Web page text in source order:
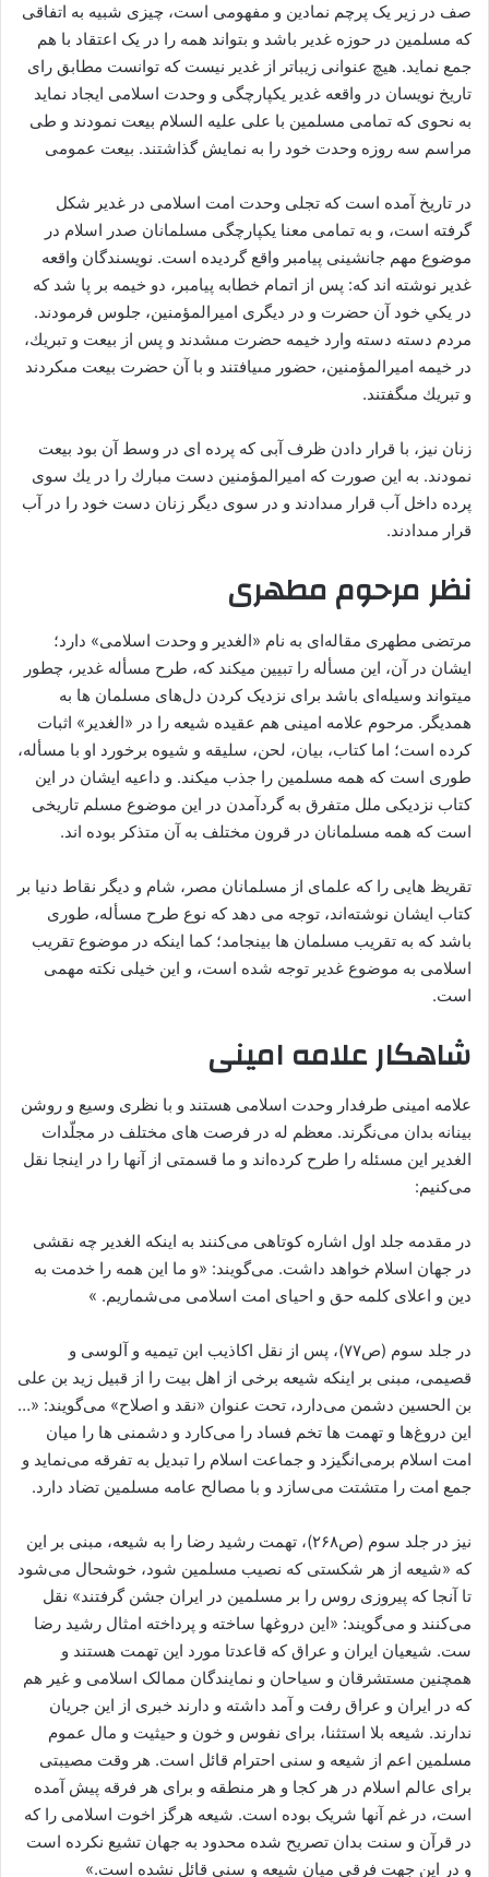
صف در زیر یک پرچم نمادین و مفهومی است، چیزی شبیه به اتفاقی
که مسلمین در حوزه غدیر باشد و بتواند همه را در یک اعتقاد با هم
جمع نماید. هیچ عنوانی زیباتر از غدیر نیست که توانست مطابق رای
تاریخ نویسان در واقعه غدیر یکپارچگی و وحدت اسلامی ایجاد نماید
به نحوی که تمامی مسلمین با علی علیه السلام بیعت نمودند و طی
مراسم سه روزه وحدت خود را به نمایش گذاشتند. بیعت عمومى
در تاریخ آمده است که تجلی وحدت امت اسلامی در غدیر شکل
گرفته است، و به تمامی معنا یکپارچگی مسلمانان صدر اسلام در
موضوع مهم جانشینی پیامبر واقع گردیده است. نویسندگان واقعه
غدیر نوشته اند که: پس از اتمام خطابه پيامبر، دو خيمه بر پا شد كه
در يكي خود آن حضرت و در ديگرى امیرالمؤمنین، جلوس فرمودند.
مردم دسته دسته وارد خيمه حضرت مى‏شدند و پس از بيعت و تبريك،
در خيمه امیرالمؤمنین، حضور مى‏يافتند و با آن حضرت بيعت مى‏كردند
و تبريك مى‏گفتند.
زنان نيز، با قرار دادن ظرف آبى كه پرده اى در وسط آن بود بيعت
نمودند. به اين صورت كه امیرالمؤمنین دست مبارك را در يك سوى
پرده داخل آب قرار مى‏دادند و در سوى ديگر زنان دست خود را در آب
قرار مى‏دادند.
نظر مرحوم مطهری
مرتضی مطهری مقاله‌ای به نام «الغدیر و وحدت اسلامی» دارد؛
ایشان در آن، این مسأله را تبیین میکند که، طرح مسأله‌ غدیر، چطور
میتواند وسیله‌ای باشد برای نزدیک کردن دل‌های مسلمان ها به
همدیگر. مرحوم علامه‌ امینی هم عقیده‌ شیعه را در «الغدیر» اثبات
کرده است؛ اما کتاب، بیان، لحن، سلیقه و شیوه‌ برخورد او با مسأله،
طوری است که همه‌ مسلمین را جذب میکند. و داعیه ایشان در این
کتاب نزدیکی ملل متفرق به گردآمدن در این موضوع مسلم تاریخی
است که همه مسلمانان در قرون مختلف به آن متذکر بوده اند.
تقریظ هایی را که علمای از مسلمانان مصر، شام و دیگر نقاط دنیا بر
کتاب ایشان نوشته‌اند، توجه می دهد که نوع طرح مسأله، طوری
باشد که به تقریب مسلمان ها بینجامد؛ کما اینکه در موضوع تقریب
اسلامی به موضوع غدیر توجه شده است، و این خیلی نکته مهمی
است.
شاهکار علامه امینی
علامه امینی طرفدار وحدت اسلامی هستند و با نظری وسیع و روشن
بینانه بدان می‌نگرند. معظم له در فرصت های مختلف در مجلّدات
الغدیر این مسئله را طرح کرده‌اند و ما قسمتی از آنها را در اینجا نقل
می‌کنیم:
در مقدمه جلد اول اشاره کوتاهی می‌کنند به اینکه الغدیر چه نقشی
در جهان اسلام خواهد داشت. می‌گویند: «و ما این همه را خدمت به
دین و اعلای کلمه حق و احیای امت اسلامی می‌شماریم. »
در جلد سوم (ص۷۷)، پس از نقل اکاذیب ابن تیمیه و آلوسی و
قصیمی، مبنی بر اینکه شیعه برخی از اهل بیت را از قبیل زید بن علی
بن الحسین دشمن می‌دارد، تحت عنوان «نقد و اصلاح» می‌گویند: «…
این دروغ‌ها و تهمت ها تخم فساد را می‌کارد و دشمنی ها را میان
امت اسلام برمی‌انگیزد و جماعت اسلام را تبدیل به تفرقه می‌نماید و
جمع امت را متشتت می‌سازد و با مصالح عامه مسلمین تضاد دارد.
نیز در جلد سوم (ص۲۶۸)، تهمت رشید رضا را به شیعه، مبنی بر این
که «شیعه از هر شکستی که نصیب مسلمین شود، خوشحال می‌شود
تا آنجا که پیروزی روس را بر مسلمین در ایران جشن گرفتند» نقل
می‌کنند و می‌گویند: «این دروغها ساخته و پرداخته امثال رشید رضا
ست. شیعیان ایران و عراق که قاعدتا مورد این تهمت هستند و
همچنین مستشرقان و سیاحان و نمایندگان ممالک اسلامی و غیر هم
که در ایران و عراق رفت و آمد داشته و دارند خبری از این جریان
ندارند. شیعه بلا استثنا، برای نفوس و خون و حیثیت و مال عموم
مسلمین اعم از شیعه و سنی احترام قائل است. هر وقت مصیبتی
برای عالم اسلام در هر کجا و هر منطقه و برای هر فرقه پیش آمده
است، در غم آنها شریک بوده است. شیعه هرگز اخوت اسلامی را که
در قرآن و سنت بدان تصریح شده محدود به جهان تشیع نکرده است
و در این جهت فرقی میان شیعه و سنی قائل نشده است.»